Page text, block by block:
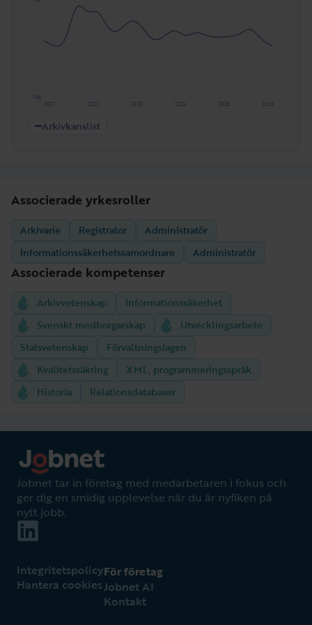
Låg
2026
2025
2024
2023
2022
2021
Arkivkanslist
Associerade yrkesroller
Arkivarie Registrator
Administratör
Informationssäkerhetssamordnare
Administratör
Associerade kompetenser
Arkivvetenskap
Informationssäkerhet
Svenskt medborgarskap
Utvecklingsarbete
Statsvetenskap
Förvaltningslagen
Kvalitetssäkring
XML, programmeringsspråk
Historia
Relationsdatabaser
Jobnet tar in företag med medarbetaren i fokus och
ger dig en smidig upplevelse när du är nyfiken på
nytt jobb.
Integritetspolicy
Hantera cookies
För företag
Jobnet AI
Kontakt